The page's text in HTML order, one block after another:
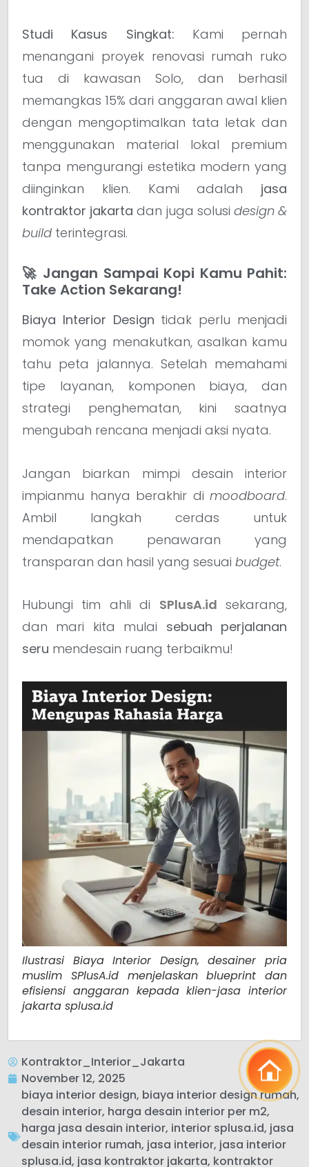
Studi Kasus Singkat: Kami pernah
menangani proyek renovasi rumah ruko
tua di kawasan Solo, dan berhasil
memangkas 15% dari anggaran awal klien
dengan mengoptimalkan tata letak dan
menggunakan material lokal premium
tanpa mengurangi estetika modern yang
diinginkan klien. Kami adalah jasa
kontraktor jakarta dan juga solusi design &
build terintegrasi.
🚀 Jangan Sampai Kopi Kamu Pahit:
Take Action Sekarang!
Biaya Interior Design tidak perlu menjadi
momok yang menakutkan, asalkan kamu
tahu peta jalannya. Setelah memahami
tipe layanan, komponen biaya, dan
strategi penghematan, kini saatnya
mengubah rencana menjadi aksi nyata.
Jangan biarkan mimpi desain interior
impianmu hanya berakhir di moodboard.
Ambil langkah cerdas untuk
mendapatkan penawaran yang
transparan dan hasil yang sesuai budget.
Hubungi tim ahli di SPlusA.id sekarang,
dan mari kita mulai sebuah perjalanan
seru mendesain ruang terbaikmu!
Ilustrasi Biaya Interior Design, desainer pria
muslim SPlusA.id menjelaskan blueprint dan
efisiensi anggaran kepada klien-jasa interior
jakarta splusa.id
Kontraktor_Interior_Jakarta
November 12, 2025
biaya interior design, biaya interior design rumah,
desain interior, harga desain interior per m2,
harga jasa desain interior, interior splusa.id, jasa
desain interior rumah, jasa interior, jasa interior
splusa.id, jasa kontraktor jakarta, kontraktor